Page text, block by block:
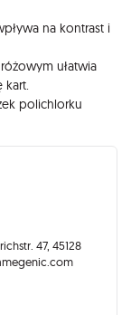
na kontrast i
ułatwia
kart.
polichlorku
47, 45128